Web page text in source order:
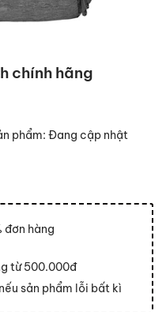
chính hãng
phẩm: Đang cập nhật
đơn hàng
từ 500.000đ
sản phẩm lỗi bất kì